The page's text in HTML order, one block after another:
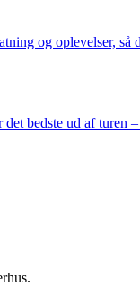
og oplevelser, så
bedste ud af turen